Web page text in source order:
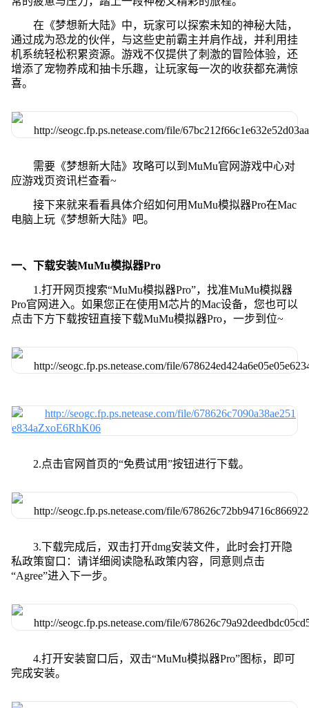
在《梦想新大陆》中，玩家可以探索未知的神秘大陆，
通过成为恐龙的伙伴，与这些史前霸主并肩作战，并利用挂
机系统轻松积累资源。游戏不仅提供了刺激的冒险体验，还
增添了宠物养成和抽卡乐趣，让玩家每一次的收获都充满惊
喜。
需要《梦想新大陆》攻略可以到MuMu官网游戏中心对
应游戏页资讯栏查看~
接下来就来看看具体介绍如何用MuMu模拟器Pro在Mac
电脑上玩《梦想新大陆》吧。
一、下载安装MuMu模拟器Pro
1.打开网页搜索“MuMu模拟器Pro”，找准MuMu模拟器
Pro官网进入。如果您正在使用M芯片的Mac设备，您也可以
点击下方下载按钮直接下载MuMu模拟器Pro，一步到位~
2.点击官网首页的“免费试用”按钮进行下载。
3.下载完成后，双击打开dmg安装文件，此时会打开隐
私政策窗口：请详细阅读隐私政策内容，同意则点击
“Agree”进入下一步。
4.打开安装窗口后，双击“MuMu模拟器Pro”图标，即可
完成安装。